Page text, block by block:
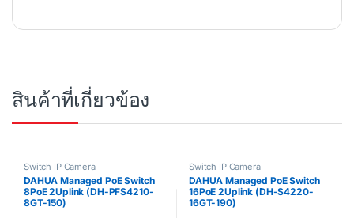
สินค้าที่เกี่ยวข้อง
Switch IP Camera
DAHUA Managed PoE Switch
8PoE 2Uplink (DH-PFS4210-
8GT-150)
Switch IP Camera
DAHUA Managed PoE Switch
16PoE 2Uplink (DH-S4220-
16GT-190)